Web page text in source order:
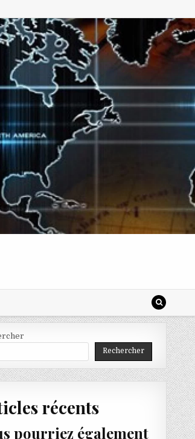
Rechercher
récents
pourriez également